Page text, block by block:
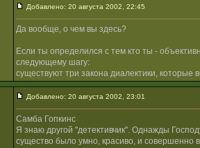
Добавлено: 20 августа 2002, 22:45
Да вообще, о чем вы здесь?
Если ты определился с тем кто ты -
следующему шагу:
существуют три закона диалектики, которые
Добавлено: 20 августа 2002, 23:01
Самба Гопкинс
Я знаю другой "детективчик". Однажды
существо было умно, красиво, и совершенно